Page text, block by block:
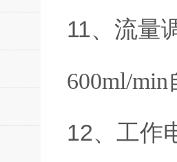
11、流量
600ml/min
12、工作